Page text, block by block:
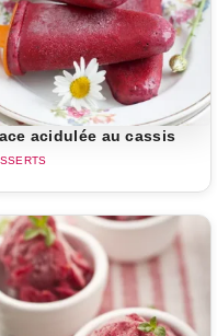
acidulée au cassis